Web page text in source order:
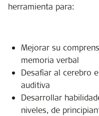
herramienta para:
Mejorar su
memoria verbal
Desafiar al cerebro
auditiva
Desarrollar
niveles, de